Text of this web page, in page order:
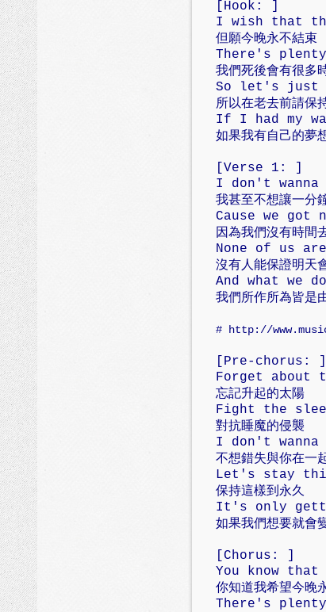
[Hook: ]
I wish that
但願今晚永不結束
There's
我們死後會有很多
So let's just
所以在老去前請保
If I had my
如果我有自己的夢
[Verse 1: ]
I don't wanna
我甚至不想讓一分
Cause we got
因為我們沒有時間
None of us
沒有人能保證明天
And what we
我們所作所為皆是
# http://
[Pre-chorus: ]
Forget about
忘記升起的太陽
Fight the
對抗睡魔的侵襲
I don't wanna
不想錯失與你在一
Let's stay
保持這樣到永久
It's only
如果我們想要就會
[Chorus: ]
You know
你知道我希望今晚
There's